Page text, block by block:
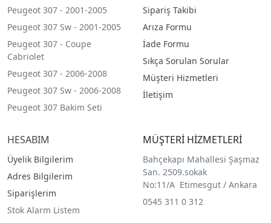
Peugeot 307 - 2001-2005
Peugeot 307 Sw - 2001-2005
Peugeot 307 - Coupe
Cabriolet
Peugeot 307 - 2006-2008
Peugeot 307 Sw - 2006-2008
Peugeot 307 Bakim Seti
Sipariş Takibi
Arıza Formu
İade Formu
Sıkça Sorulan Sorular
Müşteri Hizmetleri
İletişim
HESABIM
Üyelik Bilgilerim
Adres Bilgilerim
Siparişlerim
Stok Alarm Listem
MÜŞTERİ HİZMETLERİ
Bahçekapı Mahallesi Şaşmaz
San. 2509.sokak
No:11/A Etimesgut / Ankara
0545 311 0 312